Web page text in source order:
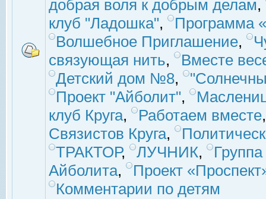
добрая воля к добрым делам,
клуб "Ладошка",
Программа
Волшебное Приглашение,
связующая нить,
Вместе
Детский дом №8,
Проект "Айболит",
клуб Круга, Работаем вместе
Связистов Круга,
ТРАКТОР, ЛУЧНИК,
Айболита,
Проект
Комментарии по детям